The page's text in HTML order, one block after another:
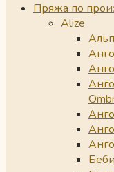
Пряжа по
Alize